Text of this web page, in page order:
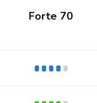
Forte 70